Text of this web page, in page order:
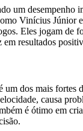
um desempenho
Vinícius Júnior
Eles jogam de
em resultados
dos mais fortes
causa
é ótimo em